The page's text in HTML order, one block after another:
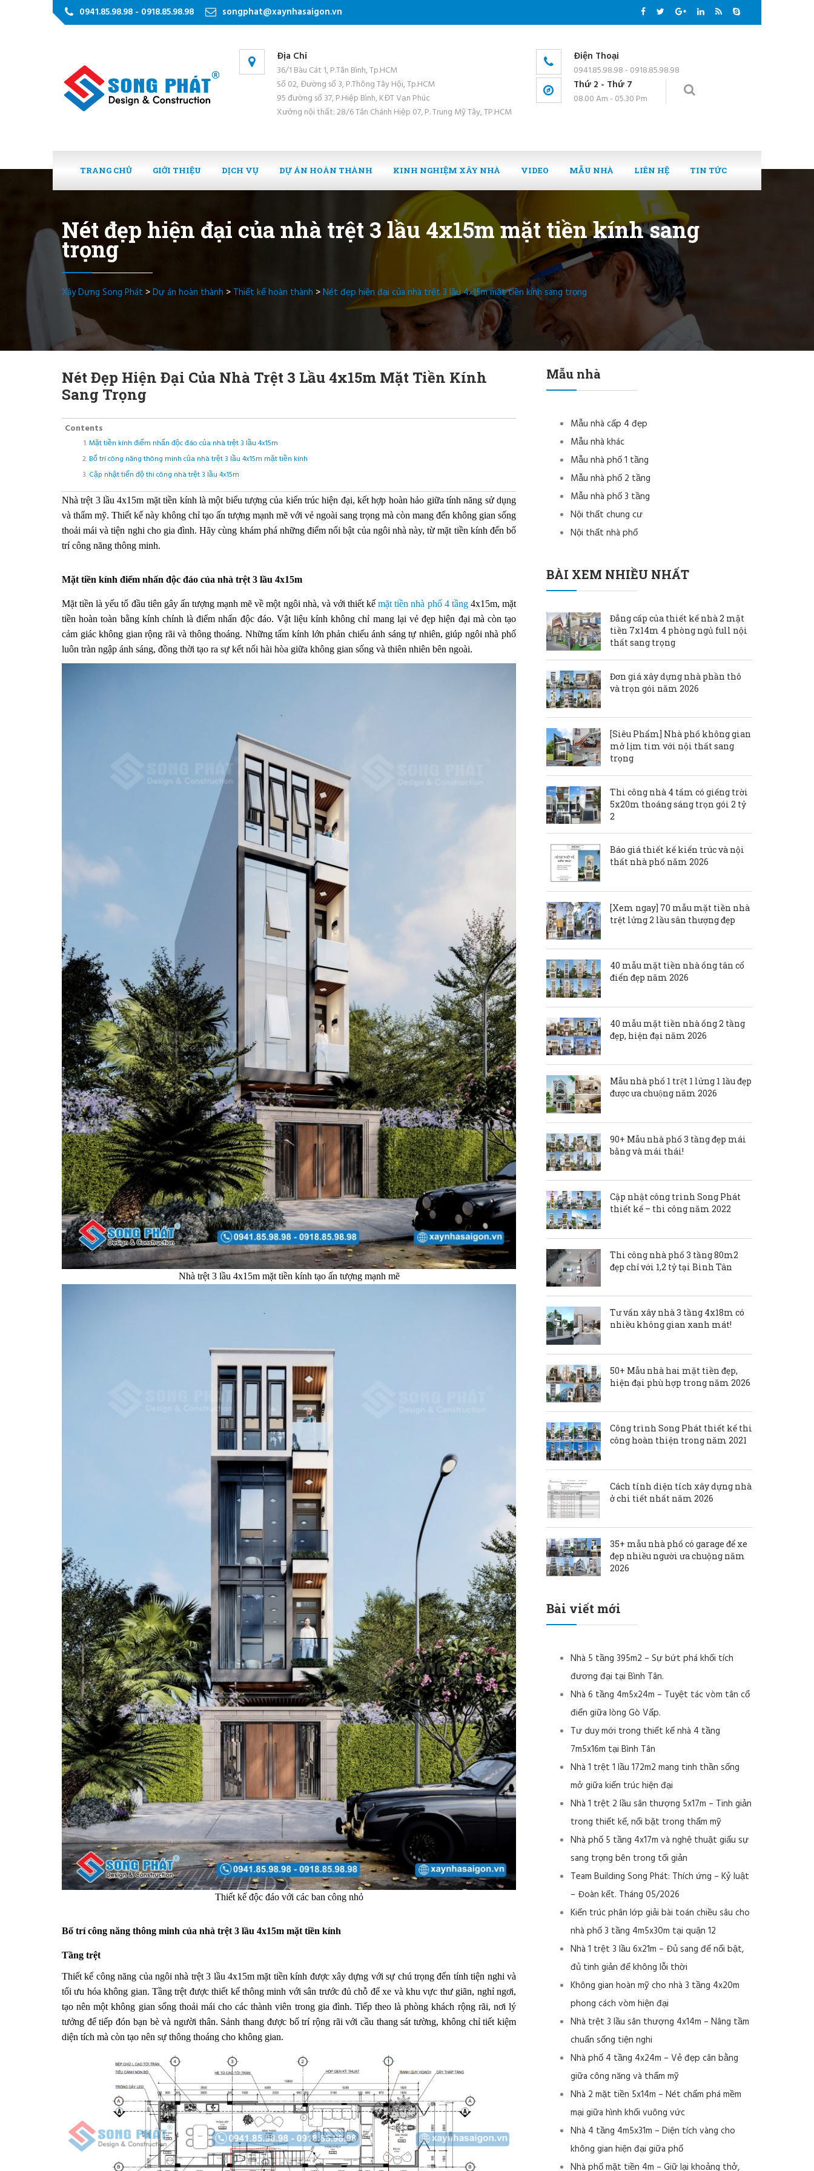
0941.85.98.98 - 0918.85.98.98 songphat@xaynhasaigon.vn
Địa Chỉ
36/1 Bàu Cát 1, P.Tân Bình, Tp.HCM
Số 02, Đường số 3, P.Thông Tây Hội, Tp.HCM
95 đường số 37, P.Hiệp Bình, KĐT Vạn Phúc
Xưởng nội thất: 28/6 Tân Chánh Hiệp 07, P. Trung Mỹ Tây, TP.HCM
Điện Thoại
0941.85.98.98 - 0918.85.98.98
Thứ 2 - Thứ 7
08.00 Am - 05.30 Pm
TRANG CHỦ GIỚI THIỆU DỊCH VỤ DỰ ÁN HOÀN THÀNH KINH NGHIỆM XÂY NHÀ VIDEO MẪU NHÀ LIÊN HỆ TIN TỨC
Nét đẹp hiện đại của nhà trệt 3 lầu 4x15m mặt tiền kính sang
trọng
Xây Dựng Song Phát >Dự án hoàn thành > Thiết kế hoàn thành >Nét đẹp hiện đại của nhà trệt 3 lầu 4x15m mặt tiền kính sang trọng
Nét Đẹp Hiện Đại Của Nhà Trệt 3 Lầu 4x15m Mặt Tiền Kính
Sang Trọng
Contents
Mặt tiền kính điểm nhấn độc đáo của nhà trệt 3 lầu 4x15m
Bố trí công năng thông minh của nhà trệt 3 lầu 4x15m mặt tiền kính
Cập nhật tiến độ thi công nhà trệt 3 lầu 4x15m
Nhà trệt 3 lầu 4x15m mặt tiền kính là một biểu tượng của kiến trúc hiện đại, kết hợp hoàn hảo giữa tính năng sử dụng
và thẩm mỹ. Thiết kế này không chỉ tạo ấn tượng mạnh mẽ với vẻ ngoài sang trọng mà còn mang đến không gian sống
thoải mái và tiện nghi cho gia đình. Hãy cùng khám phá những điểm nổi bật của ngôi nhà này, từ mặt tiền kính đến bố
trí công năng thông minh.
Mặt tiền kính điểm nhấn độc đáo của nhà trệt 3 lầu 4x15m
Mặt tiền là yếu tố đầu tiên gây ấn tượng mạnh mẽ về một ngôi nhà, và với thiết kếmặt tiền nhà phố 4 tầng4x15m, mặt
tiền hoàn toàn bằng kính chính là điểm nhấn độc đáo. Vật liệu kính không chỉ mang lại vẻ đẹp hiện đại mà còn tạo
cảm giác không gian rộng rãi và thông thoáng. Những tấm kính lớn phản chiếu ánh sáng tự nhiên, giúp ngôi nhà phố
luôn tràn ngập ánh sáng, đồng thời tạo ra sự kết nối hài hòa giữa không gian sống và thiên nhiên bên ngoài.
Nhà trệt 3 lầu 4x15m mặt tiền kính tạo ấn tượng mạnh mẽ
Thiết kế độc đáo với các ban công nhỏ
Bố trí công năng thông minh của nhà trệt 3 lầu 4x15m mặt tiền kính
Tầng trệt
Thiết kế công năng của ngôi nhà trệt 3 lầu 4x15m mặt tiền kính được xây dựng với sự chú trọng đến tính tiện nghi và
tối ưu hóa không gian. Tầng trệt được thiết kế thông minh với sân trước đủ chỗ để xe và khu vực thư giãn, nghỉ ngơi,
tạo nên một không gian sống thoải mái cho các thành viên trong gia đình. Tiếp theo là phòng khách rộng rãi, nơi lý
tưởng để tiếp đón bạn bè và người thân. Sảnh thang được bố trí rộng rãi với cầu thang sát tường, không chỉ tiết kiệm
diện tích mà còn tạo nên sự thông thoáng cho không gian.
Mẫu nhà
Mẫu nhà cấp 4 đẹp
Mẫu nhà khác
Mẫu nhà phố 1 tầng
Mẫu nhà phố 2 tầng
Mẫu nhà phố 3 tầng
Nội thất chung cư
Nội thất nhà phố
BÀI XEM NHIỀU NHẤT
Đẳng cấp của thiết kế nhà 2 mặt
tiền 7x14m 4 phòng ngủ full nội
thất sang trọng
Đơn giá xây dựng nhà phần thô
và trọn gói năm 2026
[Siêu Phẩm] Nhà phố không gian
mở lịm tim với nội thất sang
trọng
Thi công nhà 4 tấm có giếng trời
5x20m thoáng sáng trọn gói 2 tỷ
2
Báo giá thiết kế kiến trúc và nội
thất nhà phố năm 2026
[Xem ngay] 70 mẫu mặt tiền nhà
trệt lửng 2 lầu sân thượng đẹp
40 mẫu mặt tiền nhà ống tân cổ
điển đẹp năm 2026
40 mẫu mặt tiền nhà ống 2 tầng
đẹp, hiện đại năm 2026
Mẫu nhà phố 1 trệt 1 lửng 1 1ầu đẹp
được ưa chuộng năm 2026
90+ Mẫu nhà phố 3 tầng đẹp mái
bằng và mái thái!
Cập nhật công trình Song Phát
thiết kế – thi công năm 2022
Thi công nhà phố 3 tầng 80m2
đẹp chỉ với 1,2 tỷ tại Bình Tân
Tư vấn xây nhà 3 tầng 4x18m có
nhiều không gian xanh mát!
50+ Mẫu nhà hai mặt tiền đẹp,
hiện đại phù hợp trong năm 2026
Công trình Song Phát thiết kế thi
công hoàn thiện trong năm 2021
Cách tính diện tích xây dựng nhà
ở chi tiết nhất năm 2026
35+ mẫu nhà phố có garage để xe
đẹp nhiều người ưa chuộng năm
2026
Bài viết mới
Nhà 5 tầng 395m2 – Sự bứt phá khối tích
đương đại tại Bình Tân.
Nhà 6 tầng 4m5x24m – Tuyệt tác vòm tân cổ
điển giữa lòng Gò Vấp.
Tư duy mới trong thiết kế nhà 4 tầng
7m5x16m tại Bình Tân
Nhà 1 trệt 1 lầu 172m2 mang tinh thần sống
mở giữa kiến trúc hiện đại
Nhà 1 trệt 2 lầu sân thượng 5x17m – Tinh giản
trong thiết kế, nổi bật trong thẩm mỹ
Nhà phố 5 tầng 4x17m và nghệ thuật giấu sự
sang trọng bên trong tối giản
Team Building Song Phát: Thích ứng – Kỷ luật
– Đoàn kết. Tháng 05/2026
Kiến trúc phân lớp giải bài toán chiều sâu cho
nhà phố 3 tầng 4m5x30m tại quận 12
Nhà 1 trệt 3 lầu 6x21m – Đủ sang để nổi bật,
đủ tinh giản để không lỗi thời
Không gian hoàn mỹ cho nhà 3 tầng 4x20m
phong cách vòm hiện đại
Nhà trệt 3 lầu sân thượng 4x14m – Nâng tầm
chuẩn sống tiện nghi
Nhà phố 4 tầng 4x24m – Vẻ đẹp cân bằng
giữa công năng và thẩm mỹ
Nhà 2 mặt tiền 5x14m – Nét chấm phá mềm
mại giữa hình khối vuông vức
Nhà 4 tầng 4m5x31m – Diện tích vàng cho
không gian hiện đại giữa phố
Nhà phố mặt tiền 4m – Giữ lại khoảng thở,